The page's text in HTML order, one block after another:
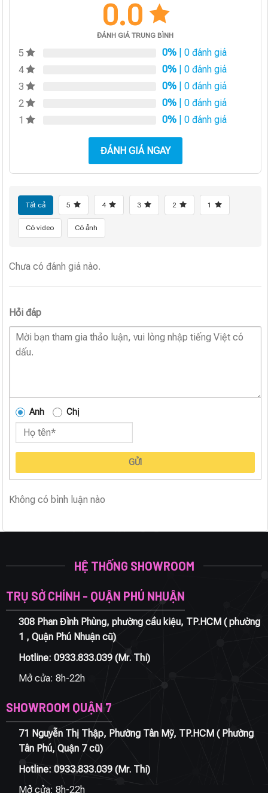
0.0
ĐÁNH GIÁ TRUNG BÌNH
5 0% | 0 đánh giá
4
0% | 0 đánh giá
3
0% | 0 đánh giá
2
0% | 0 đánh giá
1
0% | 0 đánh giá
ĐÁNH GIÁ NGAY
Tất cả 5 4 3 2 1
Có video Có ảnh
Chưa có đánh giá nào.
Hỏi đáp
Anh Chị
GỬI
Không có bình luận nào
HỆ THỐNG SHOWROOM
TRỤ SỞ CHÍNH - QUẬN PHÚ NHUẬN
308 Phan Đình Phùng, phường cầu kiệu, TP.HCM ( phường
1 , Quận Phú Nhuận cũ)
Hotline: 0933.833.039(Mr. Thi)
Mở cửa: 8h-22h
SHOWROOM QUẬN 7
71 Nguyễn Thị Thập, Phường Tân Mỹ, TP.HCM ( Phường
Tân Phú, Quận 7 cũ)
Hotline: 0933.833.039(Mr. Thi)
Mở cửa: 8h-22h